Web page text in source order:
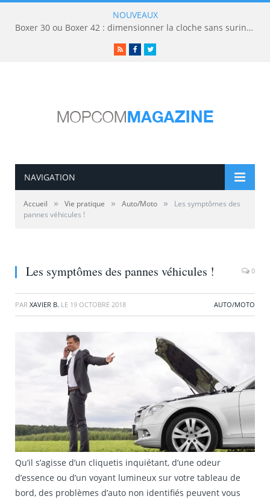
NOUVEAUX
Boxer 30 ou Boxer 42 : dimensionner la cloche sans surinvestir
RSSFacebookTwitter
NAVIGATION
Accueil » Vie pratique » Auto/Moto »
Les symptômes des
pannes véhicules !
Les symptômes des pannes véhicules ! 0
PAR XAVIER B. LE 19 OCTOBRE 2018 AUTO/MOTO
Qu’il s’agisse d’un cliquetis inquiétant, d’une odeur
d’essence ou d’un voyant lumineux sur votre tableau de
bord, des problèmes d’auto non identifiés peuvent vous